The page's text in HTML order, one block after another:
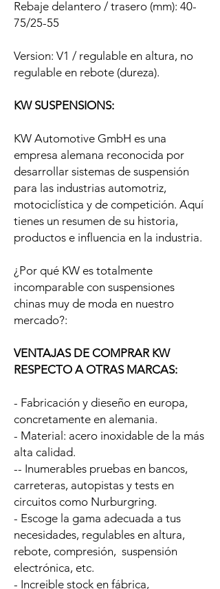
Rebaje delantero / trasero (mm): 40-
75/25-55
Version: V1 / regulable en altura, no
regulable en rebote (dureza).
KW SUSPENSIONS:
KW Automotive GmbH es una
empresa alemana reconocida por
desarrollar sistemas de suspensión
para las industrias automotriz,
motociclística y de competición. Aquí
tienes un resumen de su historia,
productos e influencia en la industria.
¿Por qué KW es totalmente
incomparable con suspensiones
chinas muy de moda en nuestro
mercado?:
VENTAJAS DE COMPRAR KW
RESPECTO A OTRAS MARCAS:
- Fabricación y dieseño en europa,
concretamente en alemania.
- Material: acero inoxidable de la más
alta calidad.
-- Inumerables pruebas en bancos,
carreteras, autopistas y tests en
circuitos como Nurburgring.
- Escoge la gama adecuada a tus
necesidades, regulables en altura,
rebote, compresión, suspensión
electrónica, etc.
- Increible stock en fábrica,